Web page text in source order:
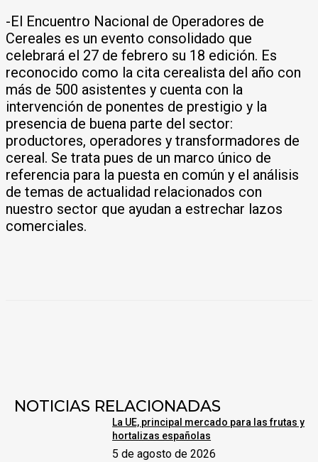
-El Encuentro Nacional de Operadores de
Cereales es un evento consolidado que
celebrará el 27 de febrero su 18 edición. Es
reconocido como la cita cerealista del año con
más de 500 asistentes y cuenta con la
intervención de ponentes de prestigio y la
presencia de buena parte del sector:
productores, operadores y transformadores de
cereal. Se trata pues de un marco único de
referencia para la puesta en común y el análisis
de temas de actualidad relacionados con
nuestro sector que ayudan a estrechar lazos
comerciales.
NOTICIAS RELACIONADAS
La UE, principal mercado para las frutas y
hortalizas españolas
5 de agosto de 2026